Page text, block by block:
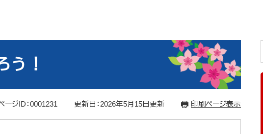
う！
ージID：0001231 更新日：2026年5月15日更新 印刷ページ表示